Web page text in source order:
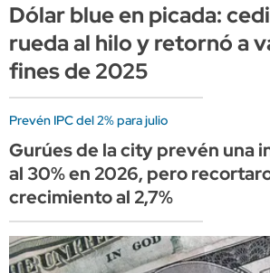
Dólar blue en picada:
rueda al hilo y retornó a
fines de 2025
Prevén IPC del 2% para julio
Gurúes de la city prevén una
al 30% en 2026, pero
crecimiento al 2,7%